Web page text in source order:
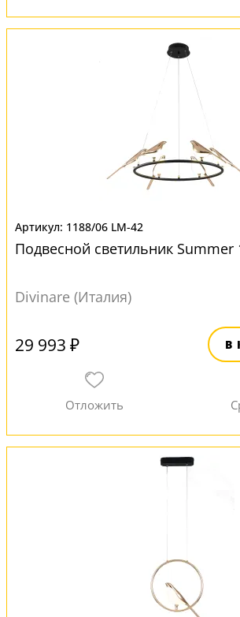
1188/06 LM-42
Подвесной светильник Summer
Divinare (Италия)
29 993 ₽ В